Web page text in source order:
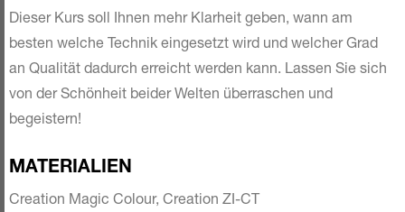
Dieser Kurs soll Ihnen mehr Klarheit geben, wann am
besten welche Technik eingesetzt wird und welcher Grad
an Qualität dadurch erreicht werden kann. Lassen Sie sich
von der Schönheit beider Welten überraschen und
begeistern!
MATERIALIEN
Creation Magic Colour, Creation ZI-CT